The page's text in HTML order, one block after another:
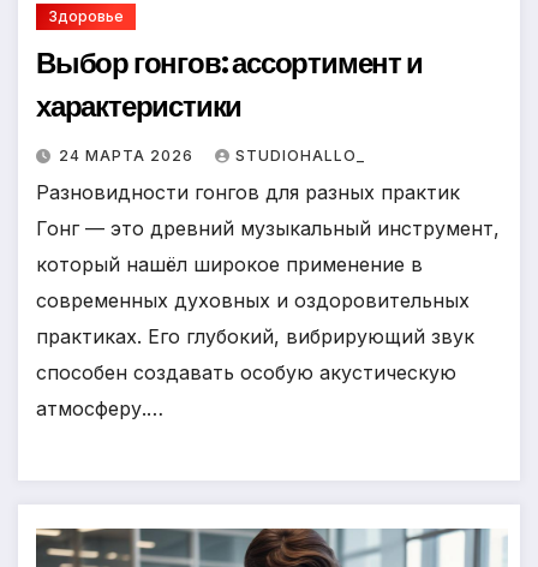
Здоровье
Выбор гонгов: ассортимент и
характеристики
24 МАРТА 2026 STUDIOHALLO_
Разновидности гонгов для разных практик
Гонг — это древний музыкальный инструмент,
который нашёл широкое применение в
современных духовных и оздоровительных
практиках. Его глубокий, вибрирующий звук
способен создавать особую акустическую
атмосферу.…